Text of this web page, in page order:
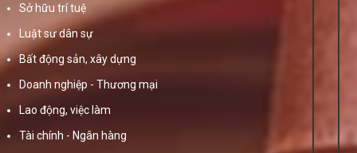
Sở hữu trí tuệ
Luật sư dân sự
Bất động sản, xây dựng
Doanh nghiệp - Thương mại
Lao động, việc làm
Tài chính - Ngân hàng